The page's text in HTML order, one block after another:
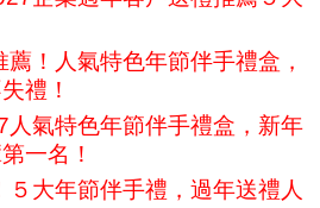
！人氣特色年節伴手禮盒，
禮！
氣特色年節伴手禮盒，新年
一名！
大年節伴手禮，過年送禮人